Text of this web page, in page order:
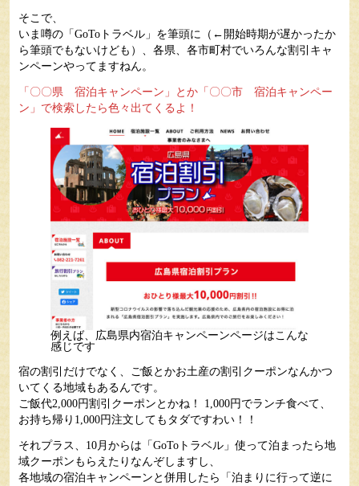
そこで、
いま噂の「GoToトラベル」を筆頭に（←開始時期が遅かったか
ら筆頭でもないけども）、各県、各市町村でいろんな割引キャ
ンペーンやってますねん。
「〇〇県 宿泊キャンペーン」とか「〇〇市 宿泊キャンペー
ン」で検索したら色々出てくるよ！
例えば、広島県内宿泊キャンペーンページはこんな
感じです
宿の割引だけでなく、ご飯とかお土産の割引クーポンなんかつ
いてくる地域もあるんです。
ご飯代2,000円割引クーポンとかね！ 1,000円でランチ食べて、
お持ち帰り1,000円注文してもタダですわい！！
それプラス、10月からは「GoToトラベル」使って泊まったら地
域クーポンもらえたりなんぞしますし、
各地域の宿泊キャンペーンと併用したら「泊まりに行って逆に